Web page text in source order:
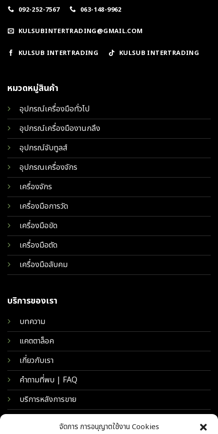
จัดการ การอนุญาตใช้งาน Cookies
092-252-7567 063-148-9962
KULSUBINTERTRADING@GMAIL.COM
KULSUB INTERTRADING KULSUB INTERTRADING
หมวดหมู่สินค้า
อุปกรณ์เครื่องมือทั่วไป
อุปกรณ์เครื่องมืองานกลึง
อุปกรณ์จับทูลส์
อุปกรณเครื่องจักร
เครื่องจักร
เครื่องมือการวัด
เครื่องมือขัด
เครื่องมือตัด
เครื่องมือลับคม
บริการของเรา
บทความ
แคตตาล็อค
เกี่ยวกับเรา
คำถามที่พบ | FAQ
บริการหลังการขาย